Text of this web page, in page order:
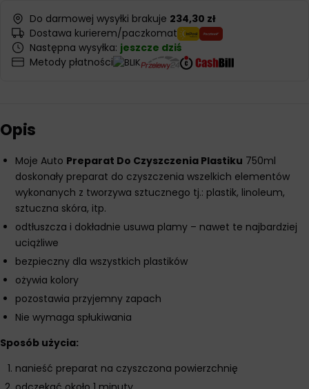
Do darmowej wysyłki brakuje 234,30 zł
Dostawa kurierem/paczkomat
Następna wysyłka: jeszcze dziś
Metody płatności
Opis
Moje Auto Preparat Do Czyszczenia Plastiku 750ml
doskonały preparat do czyszczenia wszelkich elementów
wykonanych z tworzywa sztucznego tj.: plastik, linoleum,
sztuczna skóra, itp.
odtłuszcza i dokładnie usuwa plamy – nawet te najbardziej
uciążliwe
bezpieczny dla wszystkich plastików
ożywia kolory
pozostawia przyjemny zapach
Nie wymaga spłukiwania
Sposób użycia:
nanieść preparat na czyszczona powierzchnię